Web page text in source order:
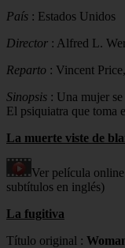
País : Estados Unidos
Director : Alfred L.
Reparto : Vincent
Sinopsis : Una mujer
El psiquiatra que toma
La muerte viste de
Ver película
subtítulos en inglés)
La fugitiva
Título original :